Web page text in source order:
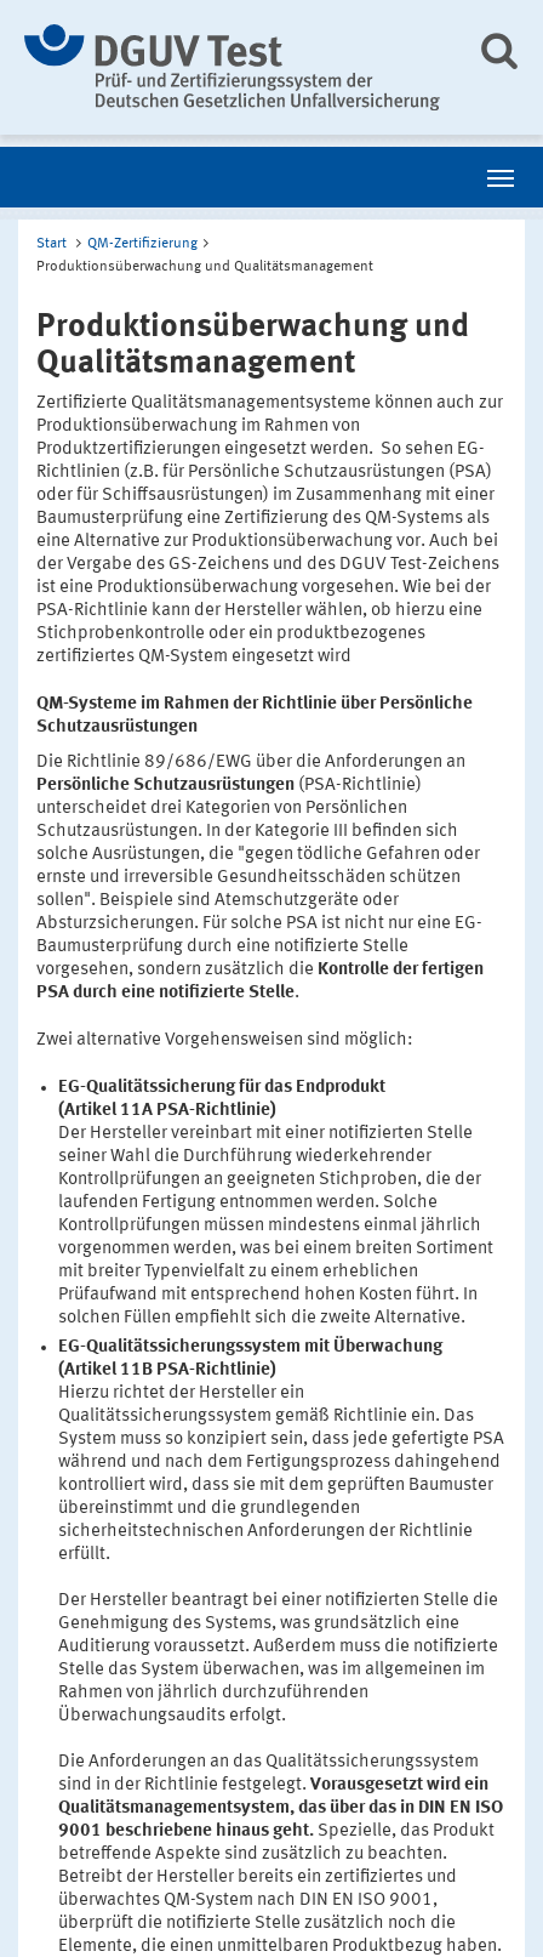
Start
QM-Zertifizierung
Produktionsüberwachung und Qualitätsmanagement
Produktionsüberwachung und
Qualitätsmanagement
Zertifizierte Qualitätsmanagementsysteme können auch zur
Produktionsüberwachung im Rahmen von
Produktzertifizierungen eingesetzt werden. So sehen EG-
Richtlinien (z.B. für Persönliche Schutzausrüstungen (PSA)
oder für Schiffsausrüstungen) im Zusammenhang mit einer
Baumusterprüfung eine Zertifizierung des QM-Systems als
eine Alternative zur Produktionsüberwachung vor. Auch bei
der Vergabe des GS-Zeichens und des DGUV Test-Zeichens
ist eine Produktionsüberwachung vorgesehen. Wie bei der
PSA-Richtlinie kann der Hersteller wählen, ob hierzu eine
Stichprobenkontrolle oder ein produktbezogenes
zertifiziertes QM-System eingesetzt wird
QM-Systeme im Rahmen der Richtlinie über Persönliche
Schutzausrüstungen
Die Richtlinie 89/686/EWG über die Anforderungen an
Persönliche Schutzausrüstungen (PSA-Richtlinie)
unterscheidet drei Kategorien von Persönlichen
Schutzausrüstungen. In der Kategorie III befinden sich
solche Ausrüstungen, die "gegen tödliche Gefahren oder
ernste und irreversible Gesundheitsschäden schützen
sollen". Beispiele sind Atemschutzgeräte oder
Absturzsicherungen. Für solche PSA ist nicht nur eine EG-
Baumusterprüfung durch eine notifizierte Stelle
vorgesehen, sondern zusätzlich die Kontrolle der fertigen
PSA durch eine notifizierte Stelle.
Zwei alternative Vorgehensweisen sind möglich:
EG-Qualitätssicherung für das Endprodukt
(Artikel 11A PSA-Richtlinie)
Der Hersteller vereinbart mit einer notifizierten Stelle
seiner Wahl die Durchführung wiederkehrender
Kontrollprüfungen an geeigneten Stichproben, die der
laufenden Fertigung entnommen werden. Solche
Kontrollprüfungen müssen mindestens einmal jährlich
vorgenommen werden, was bei einem breiten Sortiment
mit breiter Typenvielfalt zu einem erheblichen
Prüfaufwand mit entsprechend hohen Kosten führt. In
solchen Füllen empfiehlt sich die zweite Alternative.
EG-Qualitätssicherungssystem mit Überwachung
(Artikel 11B PSA-Richtlinie)
Hierzu richtet der Hersteller ein
Qualitätssicherungssystem gemäß Richtlinie ein. Das
System muss so konzipiert sein, dass jede gefertigte PSA
während und nach dem Fertigungsprozess dahingehend
kontrolliert wird, dass sie mit dem geprüften Baumuster
übereinstimmt und die grundlegenden
sicherheitstechnischen Anforderungen der Richtlinie
erfüllt.
Der Hersteller beantragt bei einer notifizierten Stelle die
Genehmigung des Systems, was grundsätzlich eine
Auditierung voraussetzt. Außerdem muss die notifizierte
Stelle das System überwachen, was im allgemeinen im
Rahmen von jährlich durchzuführenden
Überwachungsaudits erfolgt.
Die Anforderungen an das Qualitätssicherungssystem
sind in der Richtlinie festgelegt. Vorausgesetzt wird ein
Qualitätsmanagementsystem, das über das in DIN EN ISO
9001 beschriebene hinaus geht.Spezielle, das Produkt
betreffende Aspekte sind zusätzlich zu beachten.
Betreibt der Hersteller bereits ein zertifiziertes und
überwachtes QM-System nach DIN EN ISO 9001,
überprüft die notifizierte Stelle zusätzlich noch die
Elemente, die einen unmittelbaren Produktbezug haben.